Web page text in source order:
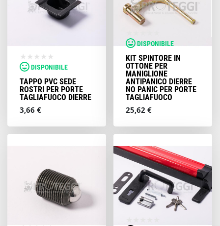
DISPONIBILE
TAPPO PVC SEDE
ROSTRI PER PORTE
TAGLIAFUOCO DIERRE
3,66 €
DISPONIBILE
KIT SPINTORE IN
OTTONE PER
MANIGLIONE
ANTIPANICO DIERRE
NO PANIC PER PORTE
TAGLIAFUOCO
25,62 €